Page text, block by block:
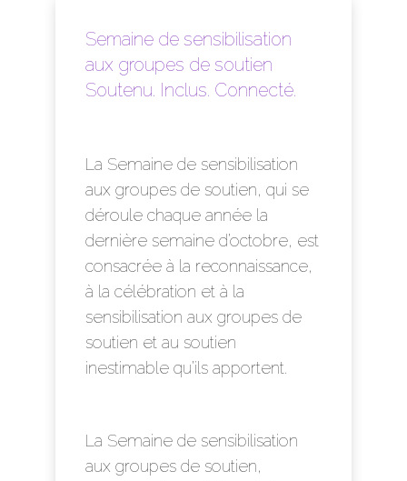
Semaine de sensibilisation
aux groupes de soutien
Soutenu. Inclus. Connecté.
La Semaine de sensibilisation
aux groupes de soutien, qui se
déroule chaque année la
dernière semaine d’octobre, est
consacrée à la reconnaissance,
à la célébration et à la
sensibilisation aux groupes de
soutien et au soutien
inestimable qu’ils apportent.
La Semaine de sensibilisation
aux groupes de soutien,